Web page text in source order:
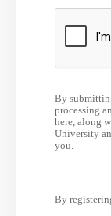
By
processing
here, along
University
you.
By